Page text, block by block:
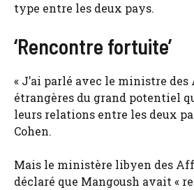
type entre les deux pays.
‘Rencontre fortuite’
« J’ai parlé avec le ministre
étrangères du grand potentiel
leurs relations entre les deux
Cohen.
Mais le ministère libyen des
déclaré que Mangoush avait «